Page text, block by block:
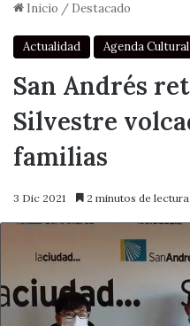
Inicio / Destacado
Actualidad Agenda Cultural
San Andrés
Silvestre
familias
3 Dic 2021 2 minutos de lectura